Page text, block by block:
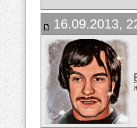
16.09.2013,